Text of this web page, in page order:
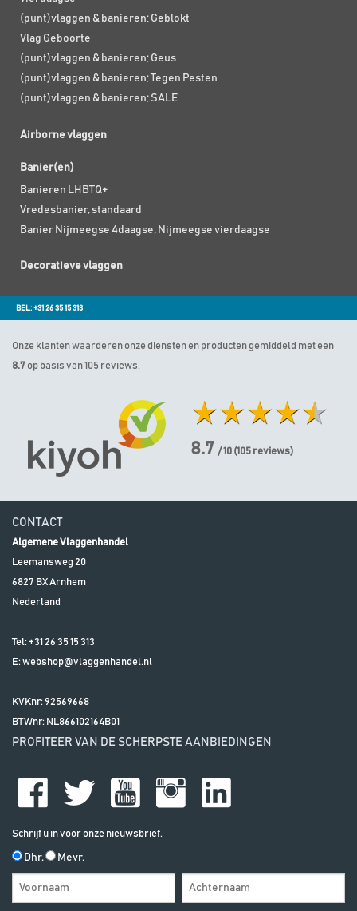
(punt)vlaggen & banieren; Geblokt
Vlag Geboorte
(punt)vlaggen & banieren; Geus
(punt)vlaggen & banieren; Tegen Pesten
(punt)vlaggen & banieren; SALE
Airborne vlaggen
Banier(en)
Banieren LHBTQ+
Vredesbanier, standaard
Banier Nijmeegse 4daagse, Nijmeegse vierdaagse
Decoratieve vlaggen
BEL: +31 26 35 15 313
Onze klanten waarderen onze diensten en producten gemiddeld met een
8.7 op basis van 105 reviews.
8.7 / 10 (105 reviews)
CONTACT
Algemene Vlaggenhandel
Leemansweg 20
6827 BXArnhem
Nederland
Tel: +31 26 35 15 313
E:webshop@vlaggenhandel.nl
KVKnr: 92569668
BTWnr: NL866102164B01
PROFITEER VAN DE SCHERPSTE AANBIEDINGEN
Schrijf u in voor onze nieuwsbrief.
Dhr. Mevr.